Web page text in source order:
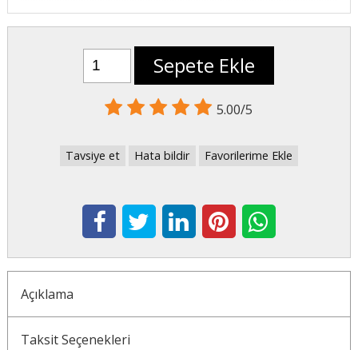
Sepete Ekle
5.00/5
Tavsiye et Hata bildir Favorilerime Ekle
Açıklama
Taksit Seçenekleri